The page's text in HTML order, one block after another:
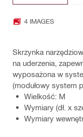
4 IMAGES
Skrzynka
na uderzenia,
wyposażona w
(modułowy system
Wielkość: M
Wymiary (dł. x
Wymiary